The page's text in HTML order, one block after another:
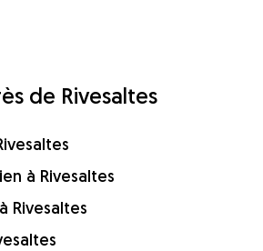
de Rivesaltes
à Rivesaltes
Rivesaltes